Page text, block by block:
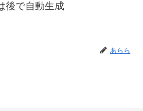
後で自動生成
あらら